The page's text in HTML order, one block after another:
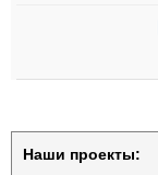
Наши проекты: